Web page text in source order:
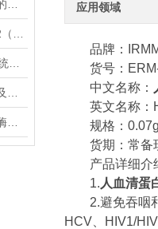
应用领域
品牌：
货号：ERM-
中文名称：
英文名称：
规格：
货期：常备
产品详细介
1. 人血清蛋
2.避免吞咽和
HCV、HIV1/